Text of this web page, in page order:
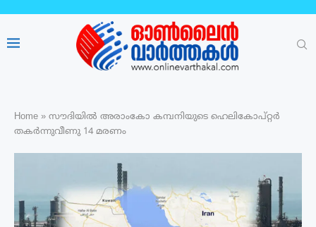
Home » സൗദിയിൽ അരാംകോ കമ്പനിയുടെ ഹെലികോപ്റ്റർ
തകർന്നുവീണു 14 മരണം